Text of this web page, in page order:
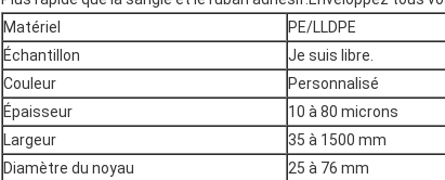
Matériel
PE/LLDPE
Échantillon
Je suis libre.
Couleur
Personnalisé
Épaisseur
10 à 80 microns
Largeur
35 à 1500 mm
Diamètre du noyau
25 à 76 mm